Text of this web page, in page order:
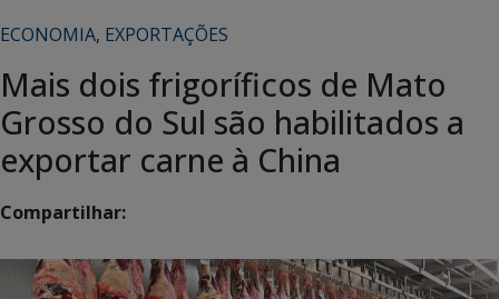
ECONOMIA, EXPORTAÇÕES
Mais dois frigoríficos de Mato
Grosso do Sul são habilitados a
exportar carne à China
Compartilhar: